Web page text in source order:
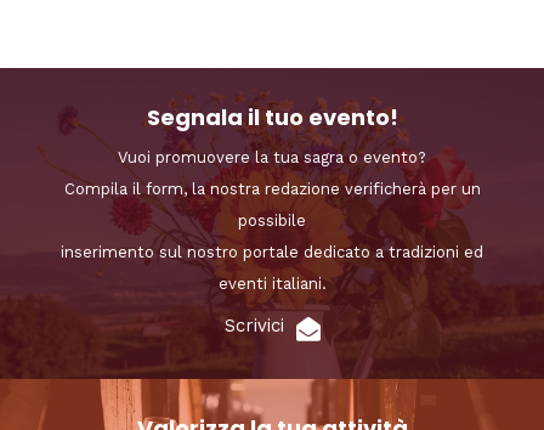
Segnala il tuo evento!
Vuoi promuovere la tua sagra o evento?
Compila il form, la nostra redazione verificherà per un
possibile
inserimento sul nostro portale dedicato a tradizioni ed
eventi italiani.
Scrivici